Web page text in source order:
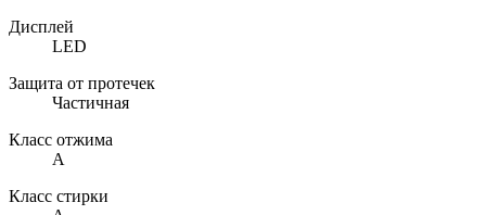
Дисплей
LED
Защита от протечек
Частичная
Класс отжима
A
Класс стирки